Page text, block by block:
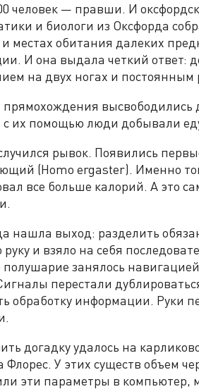
человек — правши. И
и биологи из Оксфорда
местах обитания далеких
И она выдала четкий ответ:
на двух ногах и постоянным
прямохождения высвободились
с их помощью люди добывали
рывок. Появились
(Homo ergaster). Именно
все больше калорий. А это
нашла выход: разделить
и взяло на себя
полушарие занялось
перестали
обработку информации. Руки
догадку удалось на
Флорес. У этих существ объем
эти параметры в компьютер,